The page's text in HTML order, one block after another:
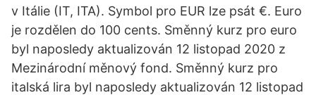
v Itálie (IT, ITA). Symbol pro EUR lze psát €. Euro
je rozdělen do 100 cents. Směnný kurz pro euro
byl naposledy aktualizován 12 listopad 2020 z
Mezinárodní měnový fond. Směnný kurz pro
italská lira byl naposledy aktualizován 12 listopad